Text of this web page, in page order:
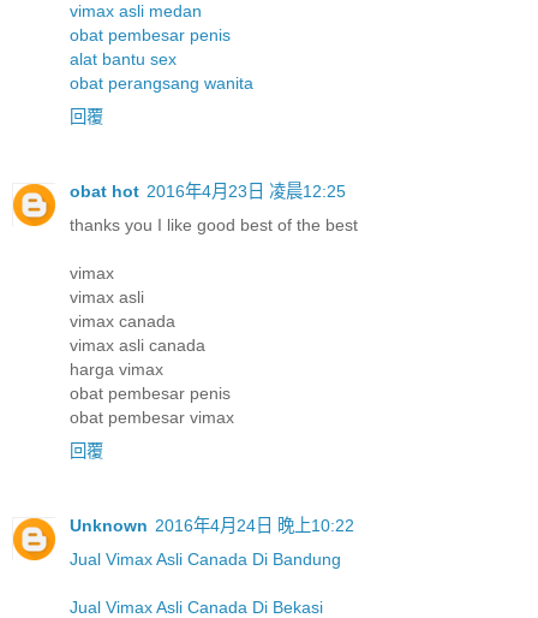
vimax asli medan
obat pembesar penis
alat bantu sex
obat perangsang wanita
回覆
obat hot 2016年4月23日 凌晨12:25
thanks you I like good best of the best
vimax
vimax asli
vimax canada
vimax asli canada
harga vimax
obat pembesar penis
obat pembesar vimax
回覆
Unknown 2016年4月24日 晚上10:22
Jual Vimax Asli Canada Di Bandung
Jual Vimax Asli Canada Di Bekasi